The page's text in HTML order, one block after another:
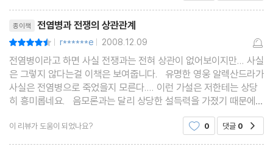
종이책 전염병과 전쟁의 상관관계
| r******e | 2008.12.09
전염병이라고 하면 사실 전쟁과는 전혀 상관이 없어보이지만... 사실
은 그렇지 않다는걸 이책은 보여줍니다. 유명한 영웅 알렉산드라가
사실은 전염병으로 죽었을지 모른다.... 이런 가설은 저한테는 상당
히 흥미롭네요. 음모론과는 달리 상당한 설득력을 가졌기 때문에
더 재밌습니다. 서구의 개척시대에는 전염병이 문명을 멸망시키는
도구로 이용되었다는 사실은 서구
이 리뷰가 도움이 되었나요? 0 댓글 0